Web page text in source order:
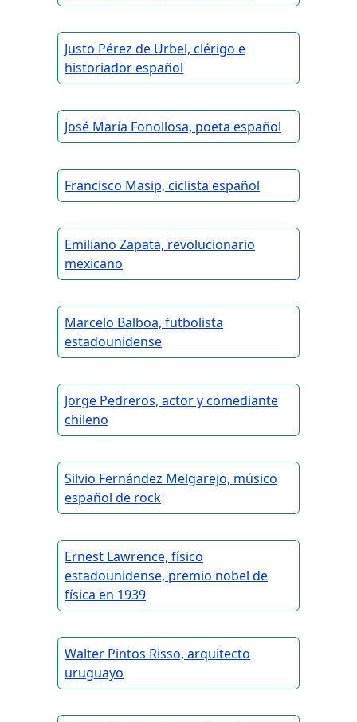
Justo Pérez de Urbel, clérigo e
historiador español
José María Fonollosa, poeta español
Francisco Masip, ciclista español
Emiliano Zapata, revolucionario
mexicano
Marcelo Balboa, futbolista
estadounidense
Jorge Pedreros, actor y comediante
chileno
Silvio Fernández Melgarejo, músico
español de rock
Ernest Lawrence, físico
estadounidense, premio nobel de
física en 1939
Walter Pintos Risso, arquitecto
uruguayo